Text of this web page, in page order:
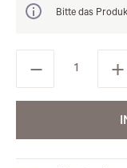
Bitte das